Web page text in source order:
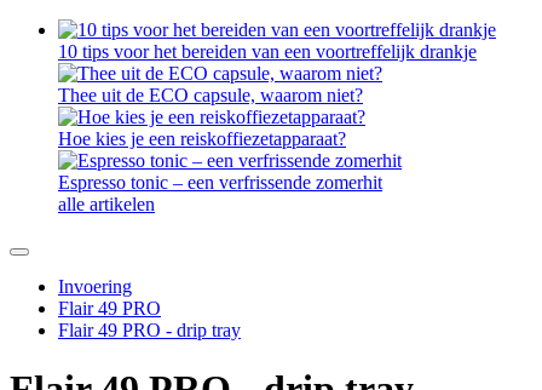
10 tips voor het bereiden van een voortreffelijk drankje
Thee uit de ECO capsule, waarom niet?
Hoe kies je een reiskoffiezetapparaat?
Espresso tonic – een verfrissende zomerhit
alle artikelen
Invoering
Flair 49 PRO
Flair 49 PRO - drip tray